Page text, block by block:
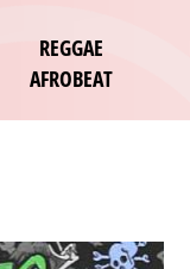
REGGAE
AFROBEAT